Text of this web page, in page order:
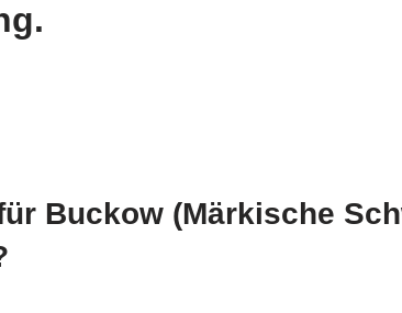
Buckow (Märkische